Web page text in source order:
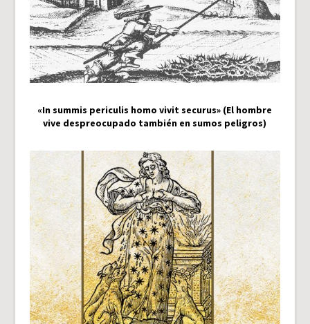
«In summis periculis homo vivit securus» (El hombre
vive despreocupado también en sumos peligros)